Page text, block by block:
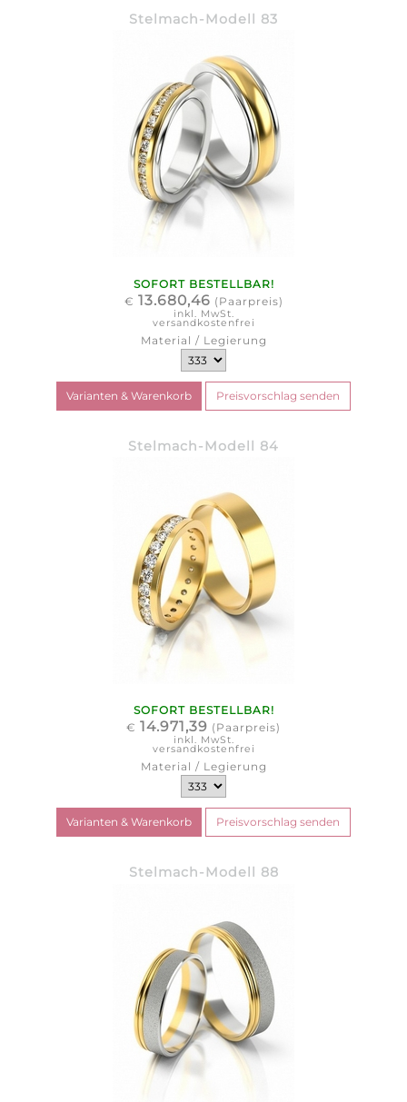
Stelmach-Modell 83
SOFORT BESTELLBAR!
€ 13.680,46 (Paarpreis)
inkl. MwSt.
versandkostenfrei
Material / Legierung
Stelmach-Modell 84
SOFORT BESTELLBAR!
€ 14.971,39 (Paarpreis)
inkl. MwSt.
versandkostenfrei
Material / Legierung
Stelmach-Modell 88